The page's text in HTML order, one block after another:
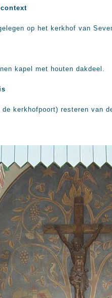
op het kerkhof van
kapel met houten dakdeel.
de kerkhofpoort) resteren van